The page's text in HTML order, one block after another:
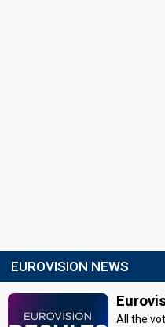
EUROVISION NEWS
All the